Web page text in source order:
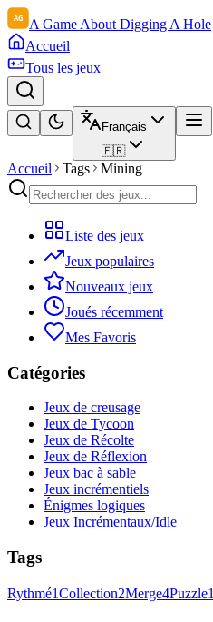
A Game About Digging A Hole
Accueil
Tous les jeux
Français
🇫🇷
Accueil Tags Mining
Liste des jeux
Jeux populaires
Nouveaux jeux
Joués récemment
Mes Favoris
Catégories
Jeux de creusage
Jeux de Tycoon
Jeux de Récolte
Jeux de Réflexion
Jeux bac à sable
Jeux incrémentiels
Énigmes logiques
Jeux Incrémentaux/Idle
Tags
Rythmé1Collection2Merge4Puzzle1